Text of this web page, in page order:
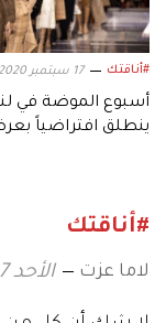
#أناقتك 17 سبتمبر 2020
أسبوع الموضة في
ينطلق افتراضياً
#أناقتك
لاما عزت الأحد 17 يوليو 2011 04:00